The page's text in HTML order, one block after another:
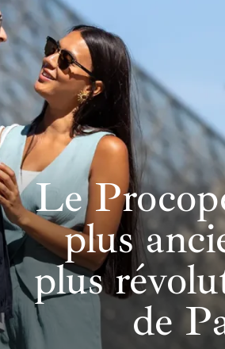
Le
plus
plus
de